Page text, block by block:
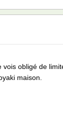
obligé de
maison.